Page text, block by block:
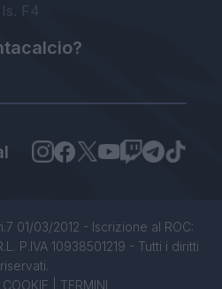
F4
01/03/2012 - Iscrizione al ROC:
P.IVA 10938501219 - Tutti i diritti
riservati.
COOKIE TERMINI